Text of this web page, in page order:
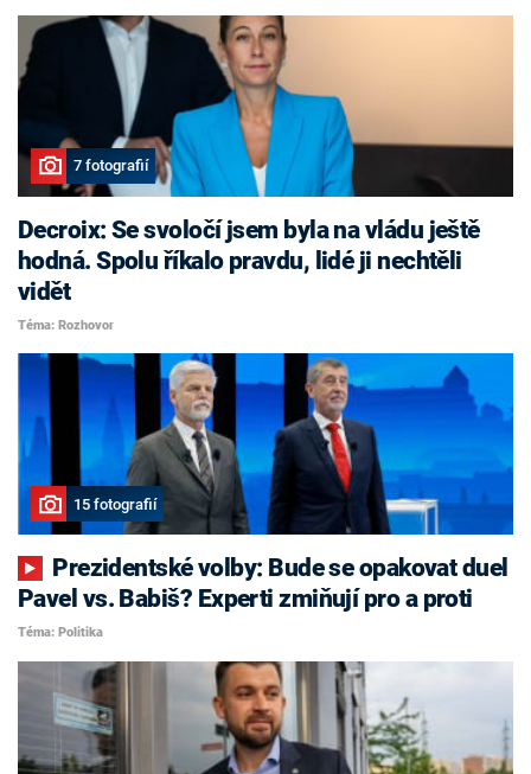
7 fotografií
Decroix: Se svoločí jsem byla na vládu ještě
hodná. Spolu říkalo pravdu, lidé ji nechtěli
vidět
Téma: Rozhovor
15 fotografií
Pavel vs. Babiš? Experti zmiňují pro a proti
Téma: Politika